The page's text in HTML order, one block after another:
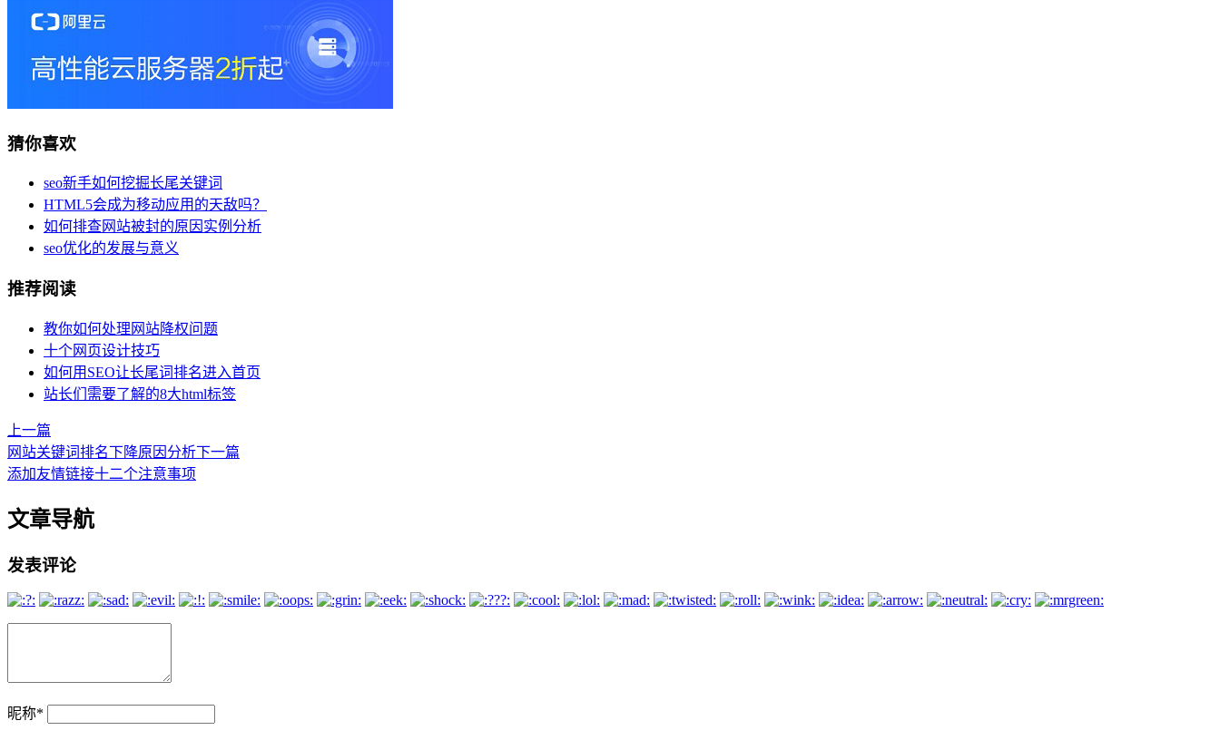
猜你喜欢
seo新手如何挖掘长尾关键词
HTML5会成为移动应用的天敌吗？
如何排查网站被封的原因实例分析
seo优化的发展与意义
推荐阅读
教你如何处理网站降权问题
十个网页设计技巧
如何用SEO让长尾词排名进入首页
站长们需要了解的8大html标签
上一篇
网站关键词排名下降原因分析下一篇
添加友情链接十二个注意事项
文章导航
发表评论
昵称*